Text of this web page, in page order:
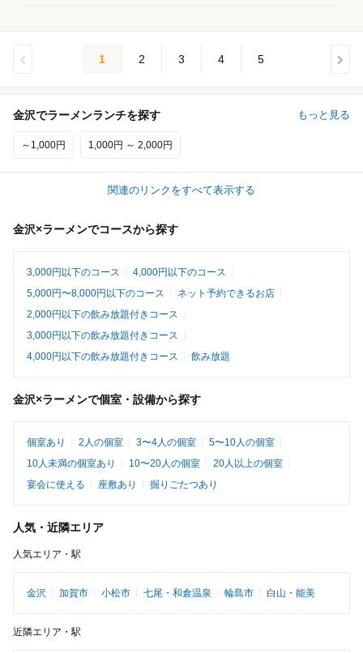
1 2 3 4 5
金沢でラーメンランチを探す もっと見る
～1,000円 1,000円 ～ 2,000円
関連のリンクをすべて表示する
金沢×ラーメンでコースから探す
3,000円以下のコース
4,000円以下のコース
5,000円〜8,000円以下のコース
ネット予約できるお店
2,000円以下の飲み放題付きコース
3,000円以下の飲み放題付きコース
4,000円以下の飲み放題付きコース
飲み放題
金沢×ラーメンで個室・設備から探す
個室あり 2人の個室 3〜4人の個室
5〜10人の個室
10人未満の個室あり
10〜20人の個室
20人以上の個室
宴会に使える
座敷あり 掘りごたつあり
人気・近隣エリア
人気エリア・駅
金沢 加賀市 小松市 七尾・和倉温泉 輪島市 白山・能美
近隣エリア・駅